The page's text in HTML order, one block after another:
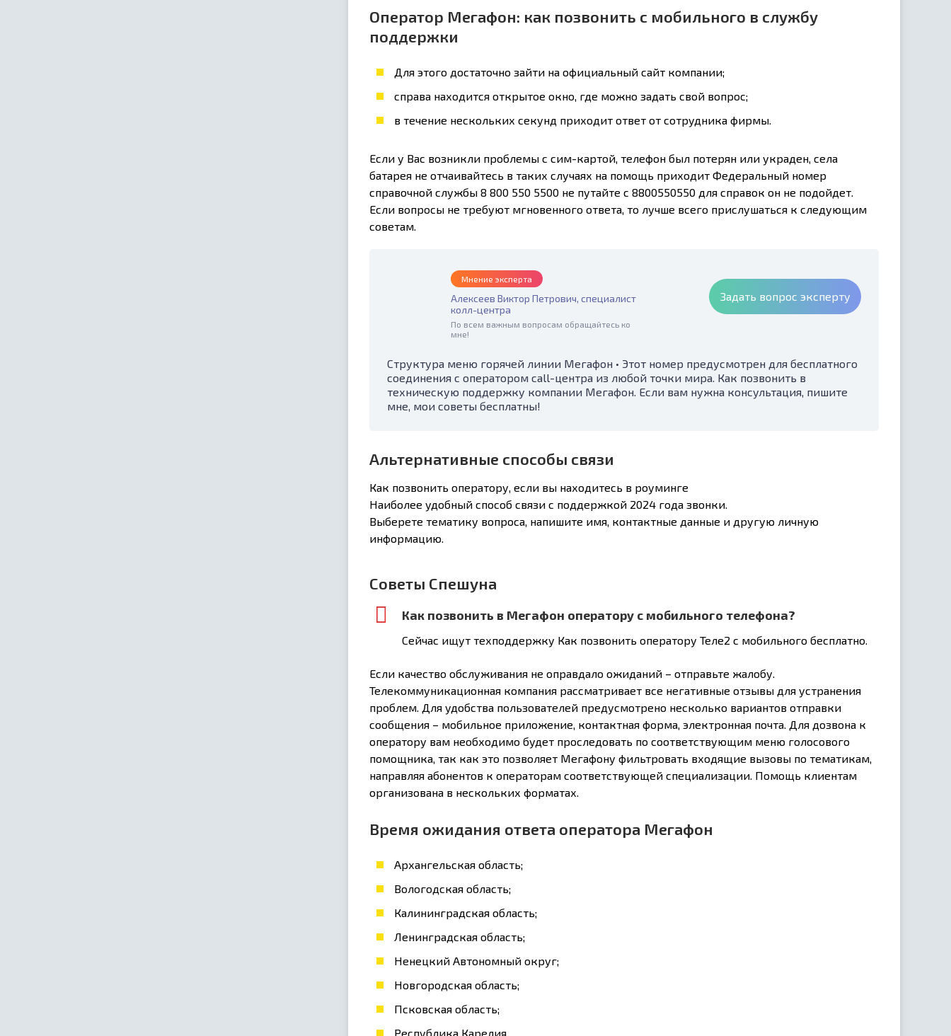
Оператор Мегафон: как позвонить с мобильного в службу
поддержки
Для этого достаточно зайти на официальный сайт компании;
справа находится открытое окно, где можно задать свой вопрос;
в течение нескольких секунд приходит ответ от сотрудника фирмы.
Если у Вас возникли проблемы с сим-картой, телефон был потерян или украден, села
батарея не отчаивайтесь в таких случаях на помощь приходит Федеральный номер
справочной службы 8 800 550 5500 не путайте с 8800550550 для справок он не подойдет.
Если вопросы не требуют мгновенного ответа, то лучше всего прислушаться к следующим
советам.
Мнение эксперта
Алексеев Виктор Петрович, специалист
колл-центра
По всем важным вопросам обращайтесь ко
мне!
Задать вопрос эксперту
Структура меню горячей линии Мегафон • Этот номер предусмотрен для бесплатного
соединения с оператором call-центра из любой точки мира. Как позвонить в
техническую поддержку компании Мегафон. Если вам нужна консультация, пишите
мне, мои советы бесплатны!
Альтернативные способы связи
Как позвонить оператору, если вы находитесь в роуминге
Наиболее удобный способ связи с поддержкой 2024 года звонки.
Выберете тематику вопроса, напишите имя, контактные данные и другую личную
информацию.
Советы Спешуна
Как позвонить в Мегафон оператору с мобильного телефона?
Сейчас ищут техподдержку Как позвонить оператору Теле2 с мобильного бесплатно.
Если качество обслуживания не оправдало ожиданий – отправьте жалобу.
Телекоммуникационная компания рассматривает все негативные отзывы для устранения
проблем. Для удобства пользователей предусмотрено несколько вариантов отправки
сообщения – мобильное приложение, контактная форма, электронная почта. Для дозвона к
оператору вам необходимо будет проследовать по соответствующим меню голосового
помощника, так как это позволяет Мегафону фильтровать входящие вызовы по тематикам,
направляя абонентов к операторам соответствующей специализации. Помощь клиентам
организована в нескольких форматах.
Время ожидания ответа оператора Мегафон
Архангельская область;
Вологодская область;
Калининградская область;
Ленинградская область;
Ненецкий Автономный округ;
Новгородская область;
Псковская область;
Республика Карелия.